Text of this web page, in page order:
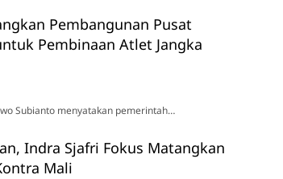
Pembangunan Pusat
Pembinaan Atlet Jangka
Subianto menyatakan pemerintah…
Indra Sjafri Fokus Matangkan
Mali